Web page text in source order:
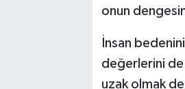
onun
İnsan
değerlerini de
uzak olmak